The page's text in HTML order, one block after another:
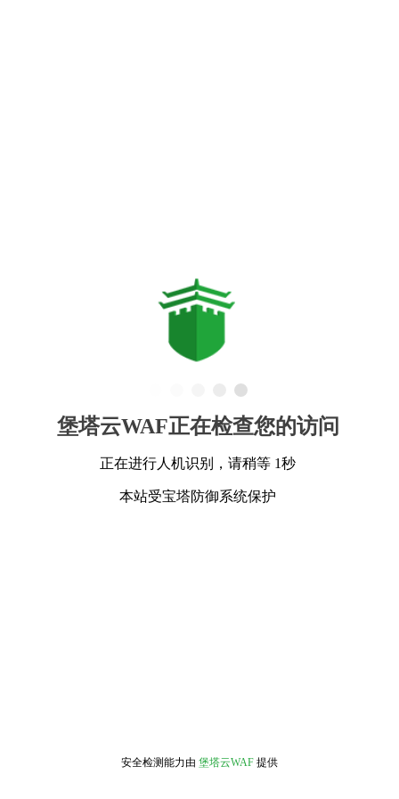
堡塔云WAF正在检查您的访问
正在进行人机识别，请稍等 1秒
本站受宝塔防御系统保护
安全检测能力由 堡塔云WAF 提供